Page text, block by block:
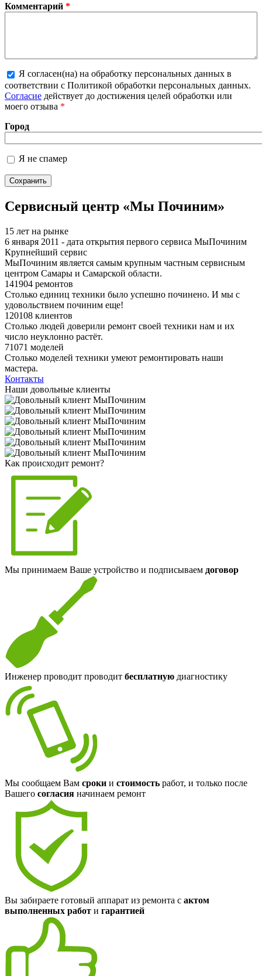
Комментарий *
Более подробная информация о текстовых
форматах
Я согласен(на) на обработку персональных данных в
соответствии с Политикой обработки персональных данных.
Согласие действует до достижения целей обработки или
моего отзыва *
Город
Я не спамер
Я спамер
Сервисный центр «Мы Починим»
15 лет на рынке
6 января 2011 - дата открытия первого сервиса МыПочиним
Крупнейший сервис
МыПочиним является самым крупным частным сервисным
центром Самары и Самарской области.
141904 ремонтов
Столько единиц техники было успешно починено. И мы с
удовольствием починим еще!
120108 клиентов
Столько людей доверили ремонт своей техники нам и их
число неуклонно растёт.
71071 моделей
Столько моделей техники умеют ремонтировать наши
мастера.
Контакты
Наши довольные клиенты
Как происходит ремонт?
Мы принимаем Ваше устройство и подписываем договор
Инженер проводит проводит бесплатную диагностику
Мы сообщаем Вам сроки и стоимость работ, и только после
Вашего согласия начинаем ремонт
Вы забираете готовый аппарат из ремонта с актом
выполненных работ и гарантией